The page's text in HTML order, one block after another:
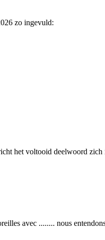
zo ingevuld:
het voltooid deelwoord
avec ........ nous